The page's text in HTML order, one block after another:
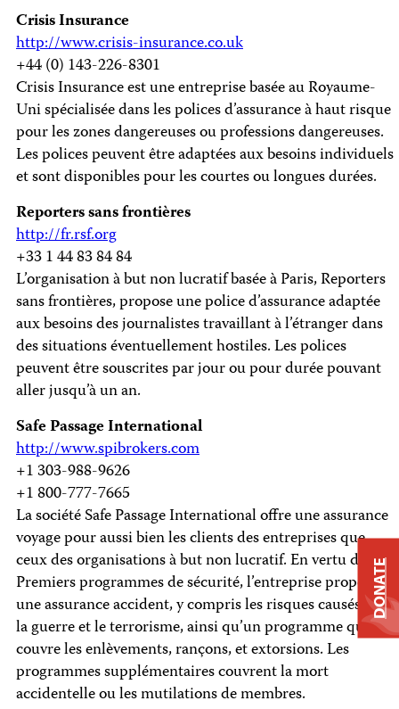
Crisis Insurance
http://www.crisis-insurance.co.uk
+44 (0) 143-226-8301
Crisis Insurance est une entreprise basée au Royaume-
Uni spécialisée dans les polices d’assurance à haut risque
pour les zones dangereuses ou professions dangereuses.
Les polices peuvent être adaptées aux besoins individuels
et sont disponibles pour les courtes ou longues durées.
Reporters sans frontières
http://fr.rsf.org
+33 1 44 83 84 84
L’organisation à but non lucratif basée à Paris, Reporters
sans frontières, propose une police d’assurance adaptée
aux besoins des journalistes travaillant à l’étranger dans
des situations éventuellement hostiles. Les polices
peuvent être souscrites par jour ou pour durée pouvant
aller jusqu’à un an.
Safe Passage International
http://www.spibrokers.com
+1 303-988-9626
+1 800-777-7665
La société Safe Passage International offre une assurance
voyage pour aussi bien les clients des entreprises que
ceux des organisations à but non lucratif. En vertu de ses
Premiers programmes de sécurité, l’entreprise propose
une assurance accident, y compris les risques causés par
la guerre et le terrorisme, ainsi qu’un programme qui
couvre les enlèvements, rançons, et extorsions. Les
programmes supplémentaires couvrent la mort
accidentelle ou les mutilations de membres.
DONATE